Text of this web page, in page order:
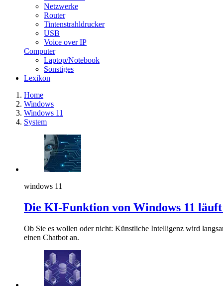
Netzwerke
Router
Tintenstrahldrucker
USB
Voice over IP
Computer
Laptop/Notebook
Sonstiges
Lexikon
Home
Windows
Windows 11
System
windows 11
Die KI-Funktion von Windows 11
Ob Sie es wollen oder nicht: Künstliche Intelligenz wird
einen Chatbot an.